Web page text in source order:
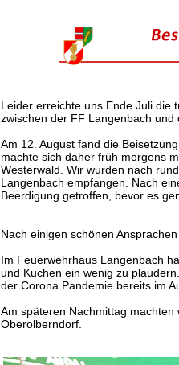
Leider erreichte uns Ende Juli die
zwischen der FF Langenbach
Am 12. August fand die
machte sich daher früh morgens
Westerwald. Wir wurden nach
Langenbach empfangen. Nach
Beerdigung getroffen, bevor es
Nach einigen schönen
Im Feuerwehrhaus Langenbach
und Kuchen ein wenig zu
der Corona Pandemie bereits im
Am späteren Nachmittag
Oberolberndorf.